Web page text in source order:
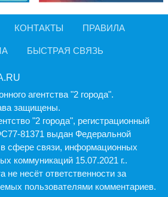
КОНТАКТЫ ПРАВИЛА
БЫСТРАЯ СВЯЗЬ
агентства "2 города".
защищены.
"2 города", регистрационный
81371 выдан Федеральной
сфере связи, информационных
коммуникаций 15.07.2021 г..
не несёт ответственности за
пользователями комментариев.